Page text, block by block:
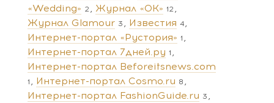
«Wedding» 2 Журнал «ОК» 12
Журнал Glamour 3 Известия 4
Интернет-портал «Рустория» 1
Интернет-портал 7дней.ру 1
Интернет-портал Beforeitsnews.com
1 Интернет-портал Cosmo.ru 8
Интернет-портал FashionGuide.ru 3